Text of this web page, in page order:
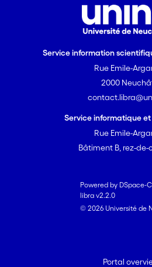
Service information
Rue Emile-
2000
Service informatique
Rue Emile-
Bâtiment B, rez-de-
Powered by DSpace-
libra v2.2.0
© 2026 Université de
Portal